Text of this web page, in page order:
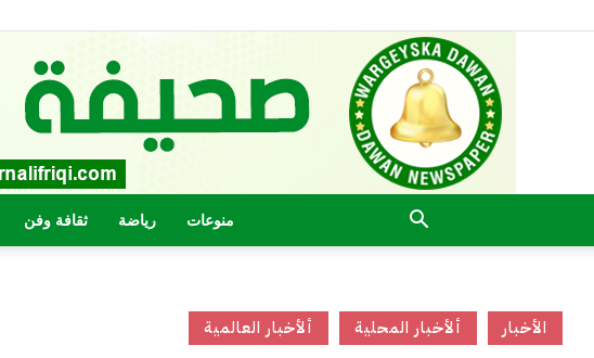
ثقافة وفن رياضة منوعات
ألأخبار العالمية ألأخبار المحلية الأخبار